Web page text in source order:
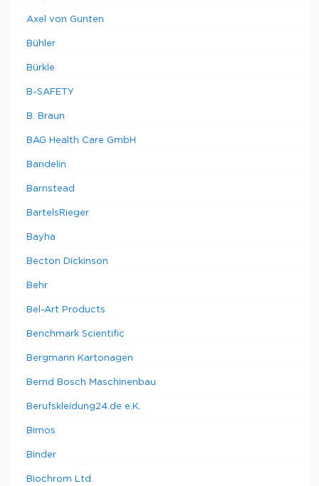
Axel von Gunten
Bühler
Bürkle
B-SAFETY
B. Braun
BAG Health Care GmbH
Bandelin
Barnstead
BartelsRieger
Bayha
Becton Dickinson
Behr
Bel-Art Products
Benchmark Scientific
Bergmann Kartonagen
Bernd Bosch Maschinenbau
Berufskleidung24.de e.K.
Bimos
Binder
Biochrom Ltd.